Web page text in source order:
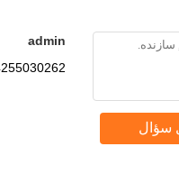
admin
سؤال